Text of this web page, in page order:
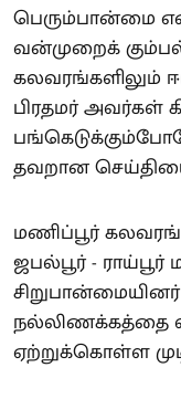
பெரும்பான்மை
வன்முறைக்
கலவரங்களிலும்
பிரதமர் அவர்கள்
தவறான
மணிப்பூர்
ஜபல்பூர் -
நல்லிணக்கத்தை
ஏற்றுக்கொள்ள